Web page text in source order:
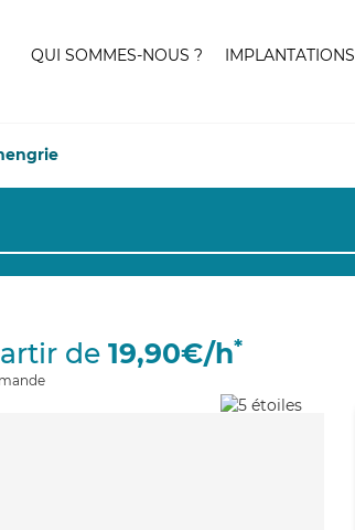
QUI SOMMES-NOUS ? IMPLANTATIONS
de 19,90€/h*